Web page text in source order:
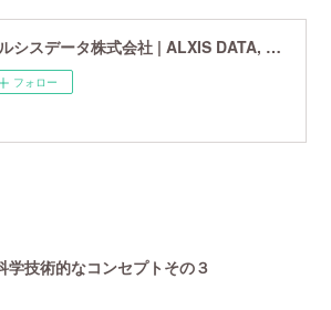
アルシスデータ株式会社 | ALXIS DATA, Inc. | 世界最先端の画像鮮鋭化技術研究開発企業
フォロー
学技術的なコンセプトその３